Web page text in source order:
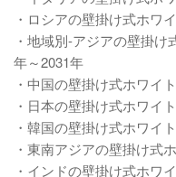
・ロシアの壁掛け式ホワ
・地域別-アジアの壁掛
年～2031年
・中国の壁掛け式ホワイ
・日本の壁掛け式ホワイ
・韓国の壁掛け式ホワイ
・東南アジアの壁掛け式
・インドの壁掛け式ホワ